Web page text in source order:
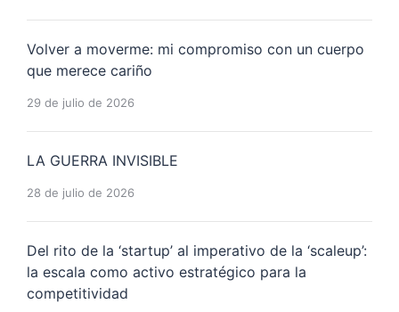
Volver a moverme: mi compromiso con un cuerpo
que merece cariño
29 de julio de 2026
LA GUERRA INVISIBLE
28 de julio de 2026
Del rito de la ‘startup’ al imperativo de la ‘scaleup’:
la escala como activo estratégico para la
competitividad